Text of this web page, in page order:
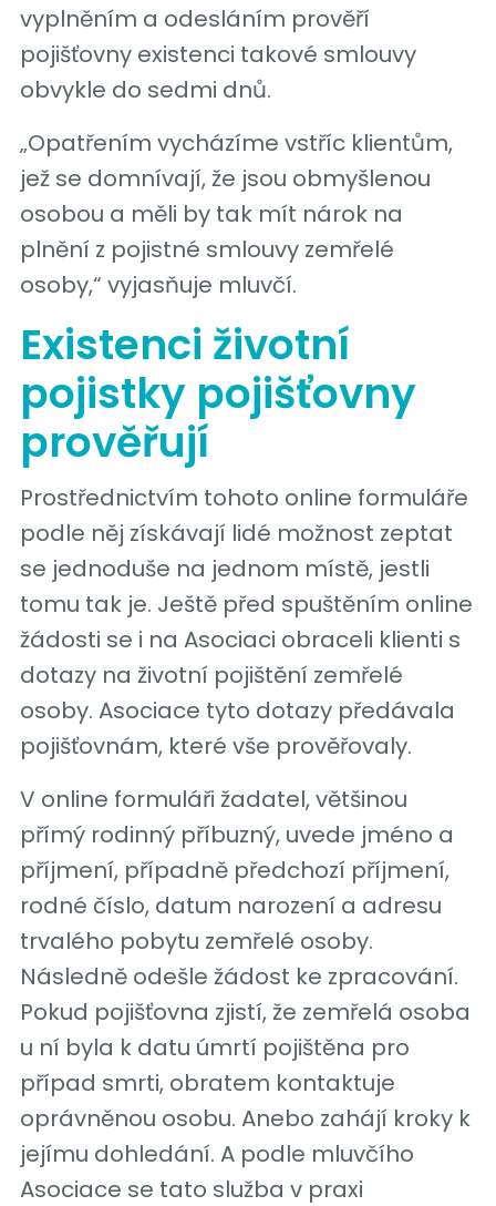
vyplněním a odesláním prověří
pojišťovny existenci takové smlouvy
obvykle do sedmi dnů.
„Opatřením vycházíme vstříc klientům,
jež se domnívají, že jsou obmyšlenou
osobou a měli by tak mít nárok na
plnění z pojistné smlouvy zemřelé
osoby,“ vyjasňuje mluvčí.
Existenci životní
pojistky pojišťovny
prověřují
Prostřednictvím tohoto online formuláře
podle něj získávají lidé možnost zeptat
se jednoduše na jednom místě, jestli
tomu tak je. Ještě před spuštěním online
žádosti se i na Asociaci obraceli klienti s
dotazy na životní pojištění zemřelé
osoby. Asociace tyto dotazy předávala
pojišťovnám, které vše prověřovaly.
V online formuláři žadatel, většinou
přímý rodinný příbuzný, uvede jméno a
příjmení, případně předchozí příjmení,
rodné číslo, datum narození a adresu
trvalého pobytu zemřelé osoby.
Následně odešle žádost ke zpracování.
Pokud pojišťovna zjistí, že zemřelá osoba
u ní byla k datu úmrtí pojištěna pro
případ smrti, obratem kontaktuje
oprávněnou osobu. Anebo zahájí kroky k
jejímu dohledání. A podle mluvčího
Asociace se tato služba v praxi